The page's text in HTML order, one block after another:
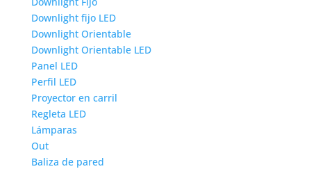
Downlight fijo LED
Downlight Orientable
Downlight Orientable LED
Panel LED
Perfil LED
Proyector en carril
Regleta LED
Lámparas
Out
Baliza de pared